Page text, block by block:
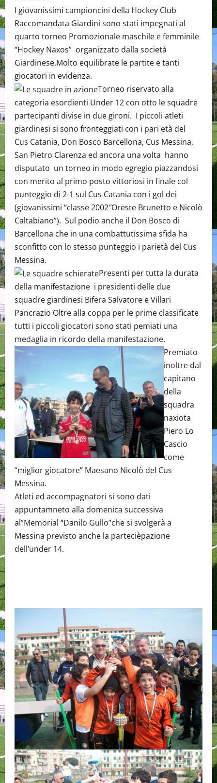
I giovanissimi campioncini della Hockey Club
Raccomandata Giardini sono stati impegnati al
quarto torneo Promozionale maschile e femminile
“Hockey Naxos” organizzato dalla società
Giardinese.Molto equilibrate le partite e tanti
giocatori in evidenza.
Torneo riservato alla
categoria esordienti Under 12 con otto le squadre
partecipanti divise in due gironi. I piccoli atleti
giardinesi si sono fronteggiati con i pari età del
Cus Catania, Don Bosco Barcellona, Cus Messina,
San Pietro Clarenza ed ancora una volta hanno
disputato un torneo in modo egregio piazzandosi
con merito al primo posto vittoriosi in finale col
punteggio di 2-1 sul Cus Catania con i gol dei
(giovanissimi “classe 2002″Oreste Brunetto e Nicolò
Caltabiano”). Sul podio anche il Don Bosco di
Barcellona che in una combattutissima sfida ha
sconfitto con lo stesso punteggio i parietà del Cus
Messina.
Presenti per tutta la durata
della manifestazione i presidenti delle due
squadre giardinesi Bifera Salvatore e Villari
Pancrazio Oltre alla coppa per le prime classificate
tutti i piccoli giocatori sono stati pemiati una
medaglia in ricordo della manifestazione.
Premiato
inoltre dal
capitano
della
squadra
naxiota
Piero Lo
Cascio
come
“miglior giocatore” Maesano Nicolò del Cus
Messina.
Atleti ed accompagnatori si sono dati
appuntamneto alla domenica successiva
al”Memorial “Danilo Gullo”che si svolgerà a
Messina previsto anche la partecièpazione
dell’under 14.